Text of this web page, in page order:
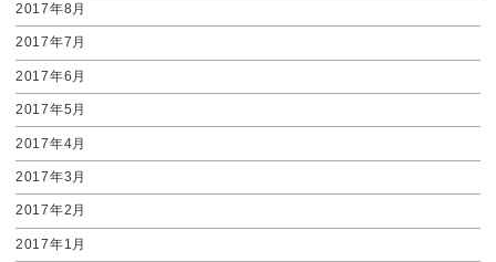
2017年8月
2017年7月
2017年6月
2017年5月
2017年4月
2017年3月
2017年2月
2017年1月